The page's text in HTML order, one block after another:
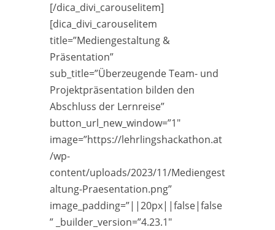
[/dica_divi_carouselitem]
[dica_divi_carouselitem
title=”Mediengestaltung &
Präsentation”
sub_title=”Überzeugende Team- und
Projektpräsentation bilden den
Abschluss der Lernreise”
button_url_new_window=”1″
image=”https://lehrlingshackathon.at
/wp-
content/uploads/2023/11/Mediengest
altung-Praesentation.png”
image_padding=”||20px||false|false
” _builder_version=”4.23.1″